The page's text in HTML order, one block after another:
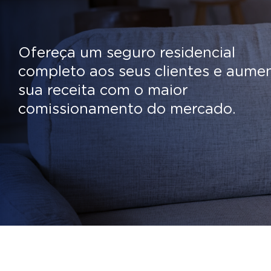
Ofereça um seguro residencial
completo aos seus clientes e
sua receita com o maior
comissionamento do mercado.